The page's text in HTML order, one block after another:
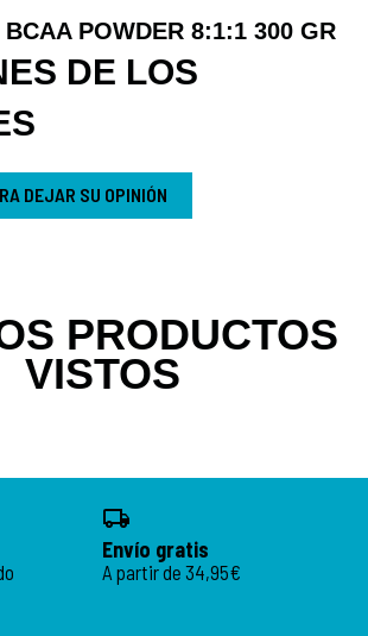
POWDER 8:1:1 300 GR
DE LOS
DEJAR SU OPINIÓN
PRODUCTOS
VISTOS
Envío gratis
A partir de 34,95€